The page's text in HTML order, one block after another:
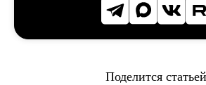
Поделится